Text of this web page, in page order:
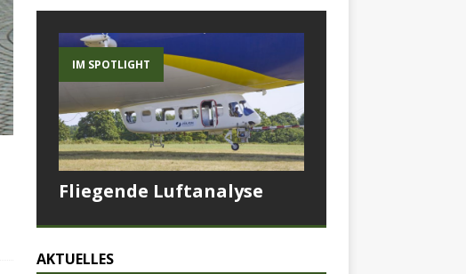
IM SPOTLIGHT
Fliegende Luftanalyse
AKTUELLES